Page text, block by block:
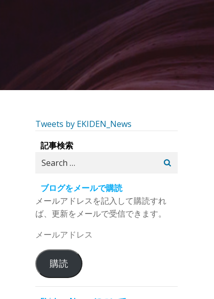
Tweets by EKIDEN_News
記事検索
Search
ブログをメールで購読
メールアドレスを記入して購読すれ
ば、更新をメールで受信できます。
メ
ル
ア
ド
購読